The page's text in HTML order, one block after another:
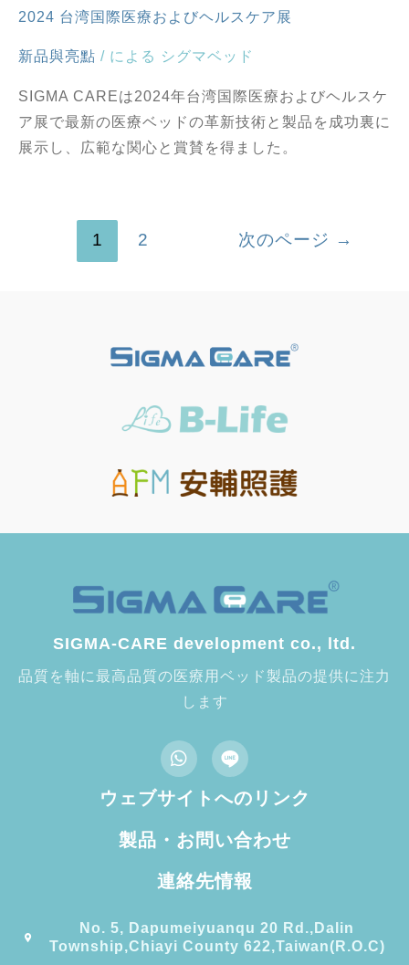
2024 台湾国際医療およびヘルスケア展
新品與亮點 / による シグマベッド
SIGMA CAREは2024年台湾国際医療およびヘルスケ
ア展で最新の医療ベッドの革新技術と製品を成功裏に
展示し、広範な関心と賞賛を得ました。
1 2 次のページ →
SIGMA-CARE development co., ltd.
品質を軸に最高品質の医療用ベッド製品の提供に注力
します
ウェブサイトへのリンク
製品・お問い合わせ
連絡先情報
No. 5, Dapumeiyuanqu 20 Rd.,Dalin
Township,Chiayi County 622,Taiwan(R.O.C)